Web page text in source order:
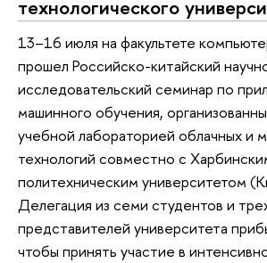
технологического
13–16 июля на факультете
прошел Российско-китайский
исследовательский семинар по
машинного обучения,
учебной лабораторией облачных и
технологий совместно с
политехническим университетом
Делегация из семи студентов и
представителей университета
чтобы принять участие в